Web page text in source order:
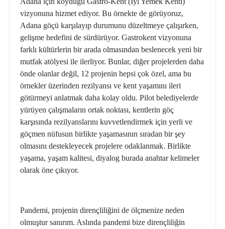
vizyonuna hizmet ediyor. Bu örnekte de görüyoruz,
Adana göçü karşılayıp durumunu düzeltmeye çalışırken,
gelişme hedefini de sürdürüyor. Gastrokent vizyonuna
farklı kültürlerin bir arada olmasından beslenecek yeni bir
mutfak atölyesi ile ilerliyor. Bunlar, diğer projelerden daha
önde olanlar değil, 12 projenin hepsi çok özel, ama bu
örnekler üzerinden rezilyansı ve kent yaşamını ileri
götürmeyi anlatmak daha kolay oldu. Pilot belediyelerde
yürüyen çalışmaların ortak noktası, kentlerin göç
karşısında rezilyanslarını kuvvetlendirmek için yerli ve
göçmen nüfusun birlikte yaşamasının sıradan bir şey
olmasını destekleyecek projelere odaklanmak. Birlikte
yaşama, yaşam kalitesi, diyalog burada anahtar kelimeler
olarak öne çıkıyor.
Pandemi, projenin dirençliliğini de ölçmenize neden
olmuştur sanırım. Aslında pandemi bize dirençliliğin